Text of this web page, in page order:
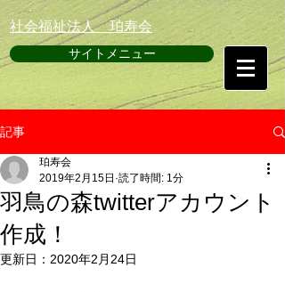
​社会福祉法人 珀寿会
サイトメニュー
記事
羽鳥の森twitterアカウント
作成！
珀寿会
2019年2月15日 読了時間: 1分
更新日： 2020年2月24日